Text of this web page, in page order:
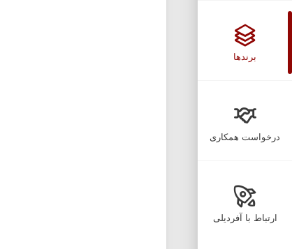
برندها
درخواست همکاری
ارتباط با آفردیلی